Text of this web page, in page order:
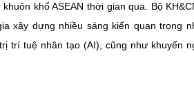
khổ ASEAN thời gian qua. Bộ
xây dựng nhiều sáng kiến quan trọng
trí tuệ nhân tạo (AI), cũng như khuyến